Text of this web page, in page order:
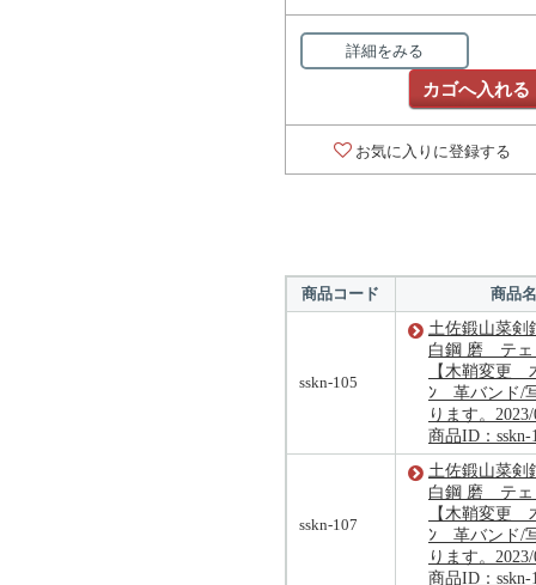
詳細をみる
カゴへ入れる
お気に入りに登録する
商品コード 商品名
sskn-105
土佐鍛山菜剣
白鋼 磨 テェ
【木鞘変更
ﾝ 革バンド/
ります。
商品ID：sskn-
sskn-107
土佐鍛山菜剣
白鋼 磨 テェ
【木鞘変更
ﾝ 革バンド/
ります。
商品ID：sskn-